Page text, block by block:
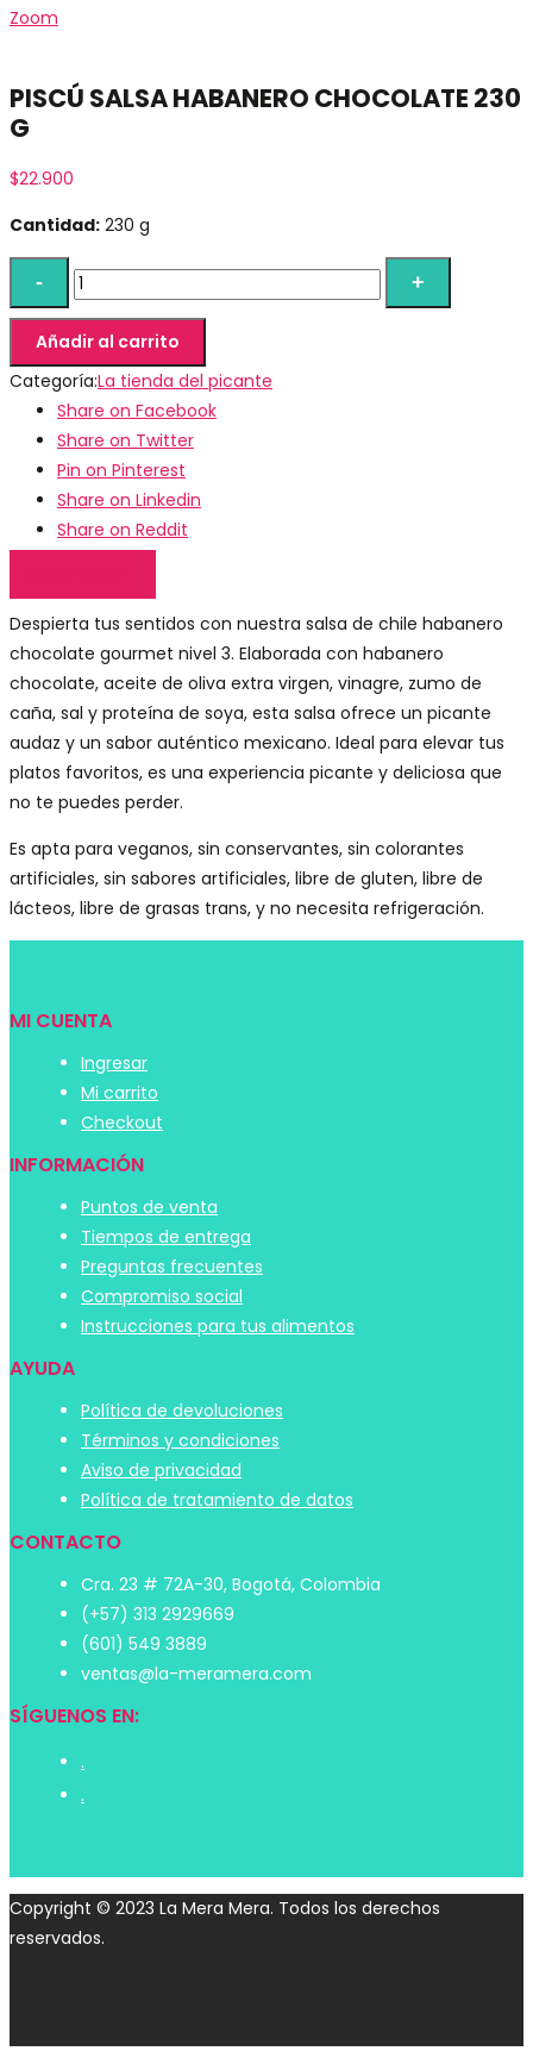
Zoom
PISCÚ SALSA HABANERO CHOCOLATE 230
G
$22.900
Cantidad: 230 g
Añadir al carrito
Categoría:La tienda del picante
Share on Facebook
Share on Twitter
Pin on Pinterest
Share on Linkedin
Share on Reddit
Despierta tus sentidos con nuestra salsa de chile habanero
chocolate gourmet nivel 3. Elaborada con habanero
chocolate, aceite de oliva extra virgen, vinagre, zumo de
caña, sal y proteína de soya, esta salsa ofrece un picante
audaz y un sabor auténtico mexicano. Ideal para elevar tus
platos favoritos, es una experiencia picante y deliciosa que
no te puedes perder.
Es apta para veganos, sin conservantes, sin colorantes
artificiales, sin sabores artificiales, libre de gluten, libre de
lácteos, libre de grasas trans, y no necesita refrigeración.
MI CUENTA
Ingresar
Mi carrito
Checkout
INFORMACIÓN
Puntos de venta
Tiempos de entrega
Preguntas frecuentes
Compromiso social
Instrucciones para tus alimentos
AYUDA
Política de devoluciones
Términos y condiciones
Aviso de privacidad
Política de tratamiento de datos
CONTACTO
Cra. 23 # 72A-30, Bogotá, Colombia
(+57) 313 2929669
(601) 549 3889
ventas@la-meramera.com
SÍGUENOS EN:
.
.
Copyright © 2023 La Mera Mera. Todos los derechos
reservados.